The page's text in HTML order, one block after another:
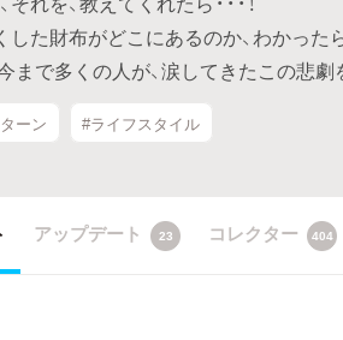
た財布がどこにあるのか、わかったら・
まで多くの人が、涙してきたこの悲
ーン #ライフスタイル
アップデート 23 コレクター 404